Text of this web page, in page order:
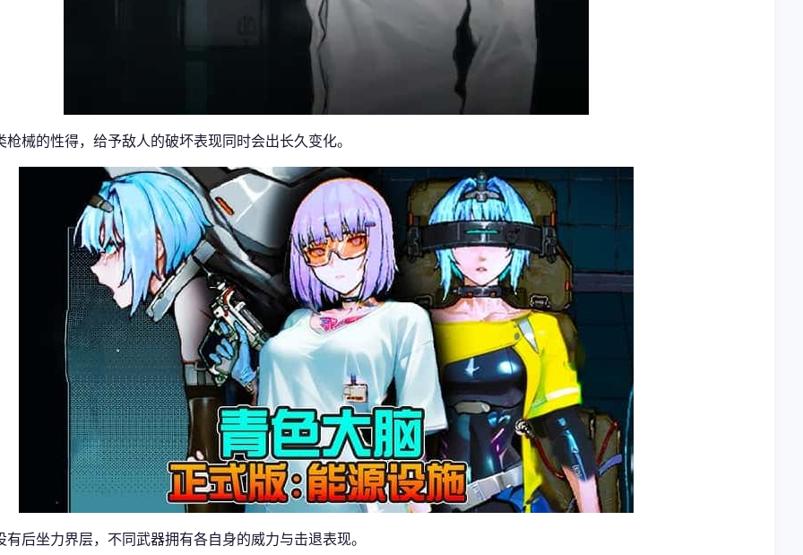
枪械的性得，给予敌人的破坏表现同时会出长久变化。
有后坐力界层，不同武器拥有各自身的威力与击退表现。